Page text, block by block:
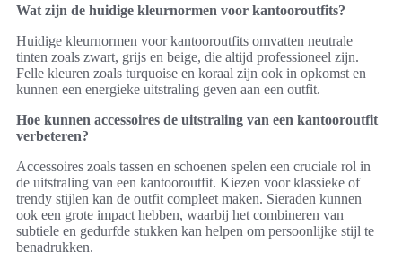
Wat zijn de huidige kleurnormen voor kantooroutfits?
Huidige kleurnormen voor kantooroutfits omvatten neutrale
tinten zoals zwart, grijs en beige, die altijd professioneel zijn.
Felle kleuren zoals turquoise en koraal zijn ook in opkomst en
kunnen een energieke uitstraling geven aan een outfit.
Hoe kunnen accessoires de uitstraling van een kantooroutfit
verbeteren?
Accessoires zoals tassen en schoenen spelen een cruciale rol in
de uitstraling van een kantooroutfit. Kiezen voor klassieke of
trendy stijlen kan de outfit compleet maken. Sieraden kunnen
ook een grote impact hebben, waarbij het combineren van
subtiele en gedurfde stukken kan helpen om persoonlijke stijl te
benadrukken.